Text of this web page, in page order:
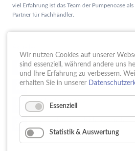
viel Erfahrung ist das Team der Pumpenoase
Partner für Fachhändler.
15. Schule trifft Wirtschaft bei der
18. Vortrag IT-Sicherheit
16 Jahre PUMPENoase
23.
Wir nutzen Cookies auf unserer
sind essenziell, während andere uns
und Ihre Erfahrung zu verbessern.
erhalten Sie in unserer
Essenziell
Statistik & Auswertung